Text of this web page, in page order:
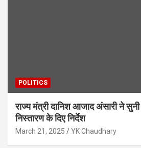
POLITICS
राज्य मंत्री दानिश आजाद अंसारी ने
निस्तारण के दिए निर्देश
March 21, 2025 YK Chaudhary